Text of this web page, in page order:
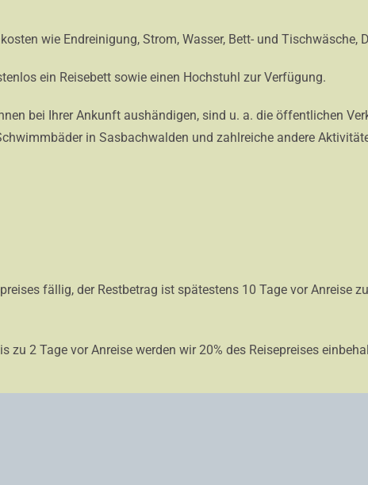
wie Endreinigung, Strom, Wasser, Bett- und Tischwäsche,
ein Reisebett sowie einen Hochstuhl zur Verfügung.
bei Ihrer Ankunft aushändigen, sind u. a. die öffentlichen
in Sasbachwalden und zahlreiche andere
fällig, der Restbetrag ist spätestens 10 Tage vor Anreise
zu 2 Tage vor Anreise werden wir 20% des Reisepreises